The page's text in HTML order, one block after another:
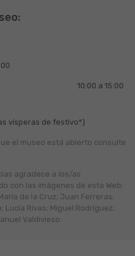
10:00 a 15:00
vísperas de festivo*)
el museo está abierto consulte
agradece a los/as
con las imágenes de esta Web:
de la Cruz; Juan Ferreras;
Lucía Rivas; Miguel Rodríguez;
Valdivieso.